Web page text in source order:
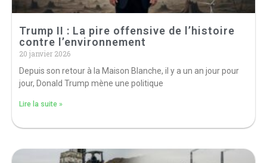
Trump II : La pire offensive de l’histoire
contre l’environnement
20 janvier 2026
Depuis son retour à la Maison Blanche, il y a un an jour pour
jour, Donald Trump mène une politique
Lire la suite »